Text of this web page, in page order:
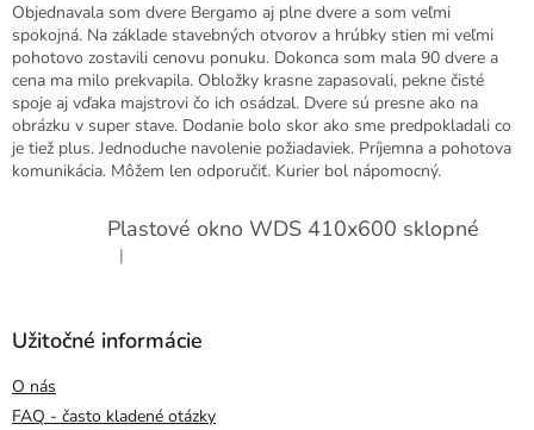
Objednavala som dvere Bergamo aj plne dvere a som veľmi
spokojná. Na základe stavebných otvorov a hrúbky stien mi veľmi
pohotovo zostavili cenovu ponuku. Dokonca som mala 90 dvere a
cena ma milo prekvapila. Obložky krasne zapasovali, pekne čisté
spoje aj vďaka majstrovi čo ich osádzal. Dvere sú presne ako na
obrázku v super stave. Dodanie bolo skor ako sme predpokladali co
je tiež plus. Jednoduche navolenie požiadaviek. Príjemna a pohotova
komunikácia. Môžem len odporučiť. Kurier bol nápomocný.
Plastové okno WDS 410x600 sklopné
Hodnotenie produktu je 5 z 5 hviezdičiek.
|
Užitočné informácie
O nás
FAQ - často kladené otázky